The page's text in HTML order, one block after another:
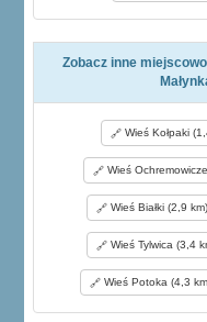
Zobacz inne
Wieś Kołpaki
Wieś
Wieś Białki (2,9 km)
Wieś Tylwica (3,4
Wieś Potoka (4,3